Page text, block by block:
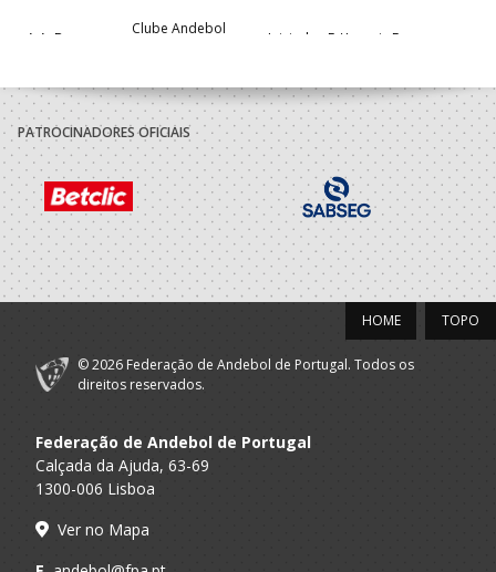
A.A. Braga
Clube Andebol
Iniciados F / Juvenis F
2017/18
A.A. Braga
Clube Andebol
de Caminha
Infantis F / Iniciados F
2016/17
A.A. Braga
Clube Andebol
de Caminha
Infantis F / Iniciados F
A.A. Braga
Clube Andebol
PATROCINADORES OFICIAIS
TOPO
HOME
© 2026 Federação de Andebol de Portugal. Todos os
direitos reservados.
Federação de Andebol de Portugal
Calçada da Ajuda, 63-69
1300-006 Lisboa
Ver no Mapa